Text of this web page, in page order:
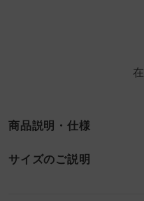
商品説明・仕様
サイズのご説明